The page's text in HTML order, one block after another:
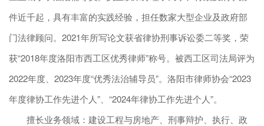
件近千起，具有丰富的实践经验，担任数家大型企业及政府部
门法律顾问。2021年所写论文获省律协刑事诉讼委二等奖，荣
获“2018年度洛阳市西工区优秀律师”称号。被西工区司法局评为
2022年度、2023年度“优秀法治辅导员”。洛阳市律师协会“2023
年度律协工作先进个人”、“2024年律协工作先进个人”。
擅长业务领域：建设工程与房地产、刑事辩护、执行、政